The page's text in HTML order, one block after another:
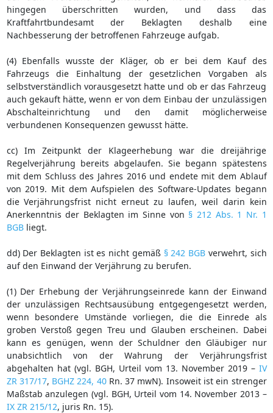
hingegen überschritten wurden, und dass das
Kraftfahrtbundesamt der Beklagten deshalb eine
Nachbesserung der betroffenen Fahrzeuge aufgab.
(4) Ebenfalls wusste der Kläger, ob er bei dem Kauf des
Fahrzeugs die Einhaltung der gesetzlichen Vorgaben als
selbstverständlich vorausgesetzt hatte und ob er das Fahrzeug
auch gekauft hätte, wenn er von dem Einbau der unzulässigen
Abschalteinrichtung und den damit möglicherweise
verbundenen Konsequenzen gewusst hätte.
cc) Im Zeitpunkt der Klageerhebung war die dreijährige
Regelverjährung bereits abgelaufen. Sie begann spätestens
mit dem Schluss des Jahres 2016 und endete mit dem Ablauf
von 2019. Mit dem Aufspielen des Software-Updates begann
die Verjährungsfrist nicht erneut zu laufen, weil darin kein
Anerkenntnis der Beklagten im Sinne von § 212 Abs. 1 Nr. 1
BGBliegt.
dd) Der Beklagten ist es nicht gemäß § 242 BGB verwehrt, sich
auf den Einwand der Verjährung zu berufen.
(1) Der Erhebung der Verjährungseinrede kann der Einwand
der unzulässigen Rechtsausübung entgegengesetzt werden,
wenn besondere Umstände vorliegen, die die Einrede als
groben Verstoß gegen Treu und Glauben erscheinen. Dabei
kann es genügen, wenn der Schuldner den Gläubiger nur
unabsichtlich von der Wahrung der Verjährungsfrist
abgehalten hat (vgl. BGH, Urteil vom 13. November 2019 – IV
ZR 317/17, BGHZ 224, 40Rn. 37 mwN). Insoweit ist ein strenger
Maßstab anzulegen (vgl. BGH, Urteil vom 14. November 2013 –
IX ZR 215/12, juris Rn. 15).